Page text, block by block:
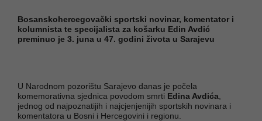
Bosanskohercegovački sportski novinar, komentator i
kolumnista te specijalista za košarku Edin Avdić
preminuo je 3. juna u 47. godini života u Sarajevu
U Narodnom pozorištu Sarajevo danas je počela
komemorativna sjednica povodom smrti Edina Avdića
jednog od najpoznatijih i najcjenjenijih sportskih novinara i
komentatora u Bosni i Hercegovini i regionu.